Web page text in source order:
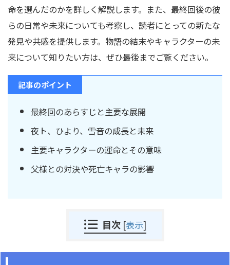
命を選んだのかを詳しく解説します。また、最終回後の彼
らの日常や未来についても考察し、読者にとっての新たな
発見や共感を提供します。物語の結末やキャラクターの未
来について知りたい方は、ぜひ最後までご覧ください。
記事のポイント
最終回のあらすじと主要な展開
夜ト、ひより、雪音の成長と未来
主要キャラクターの運命とその意味
父様との対決や死亡キャラの影響
目次 [表示]